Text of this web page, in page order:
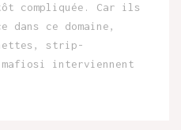
compliquée. Car ils
dans ce domaine,
strip-
interviennent